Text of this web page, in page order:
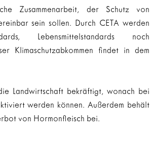
Zusammenarbeit, der Schutz von
sein sollen. Durch CETA werden
Lebensmittelstandards noch
Klimaschutzabkommen findet in dem
Landwirtschaft bekräftigt, wonach bei
werden können. Außerdem behält
von Hormonfleisch bei.